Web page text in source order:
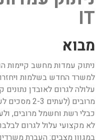
IT
מבוא
ניתוק עמדות מחשב קיימות
למשרד החדש בשלמות
עלולה לגרום לאובדן
כבלי רשת וחשמל מרובים,
לא מקצועי עלול לגרום
במגוון מצבים: העברת